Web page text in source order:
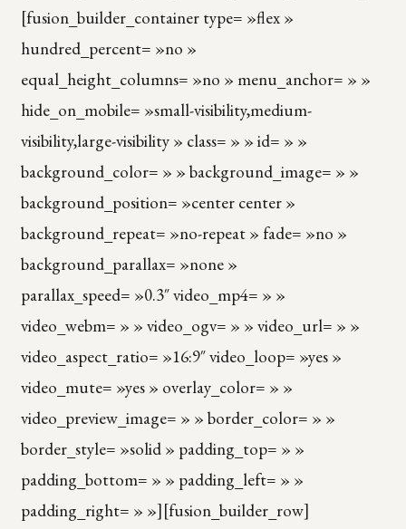
[fusion_builder_container type= »flex »
hundred_percent= »no »
equal_height_columns= »no » menu_anchor= » »
hide_on_mobile= »small-visibility,medium-
visibility,large-visibility » class= » » id= » »
background_color= » » background_image= » »
background_position= »center center »
background_repeat= »no-repeat » fade= »no »
background_parallax= »none »
parallax_speed= »0.3″ video_mp4= » »
video_webm= » » video_ogv= » » video_url= » »
video_aspect_ratio= »16:9″ video_loop= »yes »
video_mute= »yes » overlay_color= » »
video_preview_image= » » border_color= » »
border_style= »solid » padding_top= » »
padding_bottom= » » padding_left= » »
padding_right= » »][fusion_builder_row]